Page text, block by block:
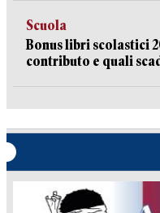
Scuola
Bonus libri scolastici
contributo e quali